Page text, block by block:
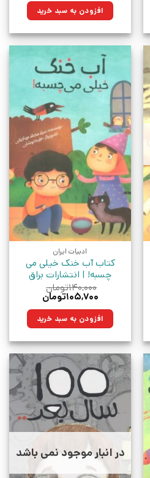
۱۵۰,۰۰۰تومان
بود.
۱۱۳,۲۵۰تومان.افزودن به سبد خرید
ادبیات ایران
کتاب آب خنک خیلی می
چسبه! | انتشارات براق
۱۴۰,۰۰۰تومان
قیمت
۱۴۰,۰۰۰تومان
بود.
۱۰۵,۷۰۰تومان
۱۰۵,۷۰۰تومان.افزودن به سبد خرید
در انبار موجود نمی باشد